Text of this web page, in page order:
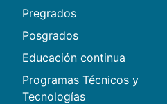
Pregrados
Posgrados
Educación continua
Programas Técnicos y
Tecnologías